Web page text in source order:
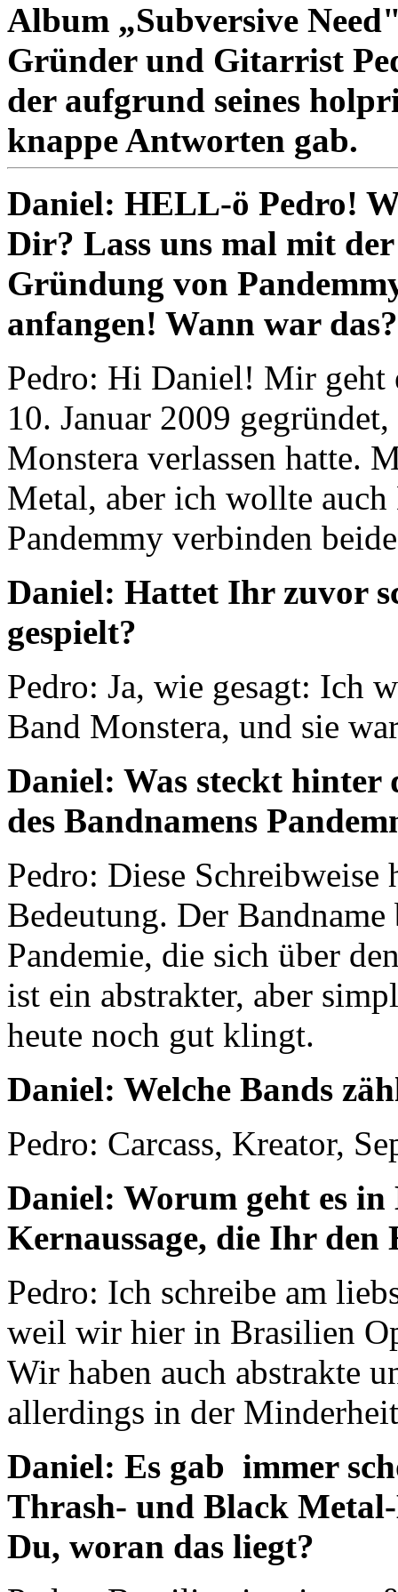
Album „Subversive
Gründer und Gitarrist
der aufgrund seines
knappe Antworten gab.
Daniel: HELL-ö Pedro!
Dir? Lass uns mal mit der
Gründung von
anfangen! Wann war das?
Pedro: Hi Daniel! Mir geht
10. Januar 2009
Monstera verlassen hatte.
Metal, aber ich wollte
Pandemmy verbinden
Daniel: Hattet Ihr zuvor
gespielt?
Pedro: Ja, wie gesagt: Ich
Band Monstera, und sie
Daniel: Was steckt hinter
des Bandnamens
Pedro: Diese
Bedeutung. Der
Pandemie, die sich über
ist ein abstrakter, aber
heute noch gut klingt.
Daniel: Welche Bands
Pedro: Carcass, Kreator,
Daniel: Worum geht es
Kernaussage, die Ihr
Pedro: Ich schreibe am
weil wir hier in Brasilien
Wir haben auch abstrakte
allerdings in der
Daniel: Es gab immer
Thrash- und Black
Du, woran das liegt?